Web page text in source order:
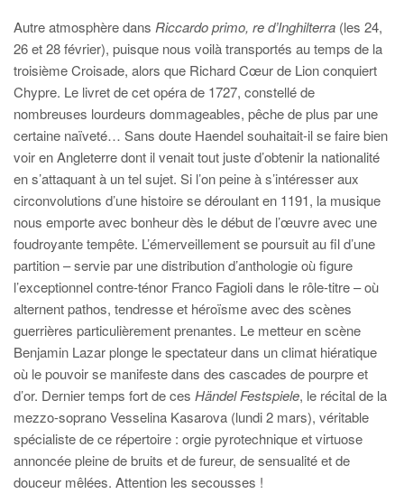
Autre atmosphère dans Riccardo primo, re d’Inghilterra (les 24,
26 et 28 février), puisque nous voilà transportés au temps de la
troisième Croisade, alors que Richard Cœur de Lion conquiert
Chypre. Le livret de cet opéra de 1727, constellé de
nombreuses lourdeurs dommageables, pêche de plus par une
certaine naïveté… Sans doute Haendel souhaitait-il se faire bien
voir en Angleterre dont il venait tout juste d’obtenir la nationalité
en s’attaquant à un tel sujet. Si l’on peine à s’intéresser aux
circonvolutions d’une histoire se déroulant en 1191, la musique
nous emporte avec bonheur dès le début de l’œuvre avec une
foudroyante tempête. L’émerveillement se poursuit au fil d’une
partition – servie par une distribution d’anthologie où figure
l’exceptionnel contre-ténor Franco Fagioli dans le rôle-titre – où
alternent pathos, tendresse et héroïsme avec des scènes
guerrières particulièrement prenantes. Le metteur en scène
Benjamin Lazar plonge le spectateur dans un climat hiératique
où le pouvoir se manifeste dans des cascades de pourpre et
d’or. Dernier temps fort de ces Händel Festspiele, le récital de la
mezzo-soprano Vesselina Kasarova (lundi 2 mars), véritable
spécialiste de ce répertoire : orgie pyrotechnique et virtuose
annoncée pleine de bruits et de fureur, de sensualité et de
douceur mêlées. Attention les secousses !